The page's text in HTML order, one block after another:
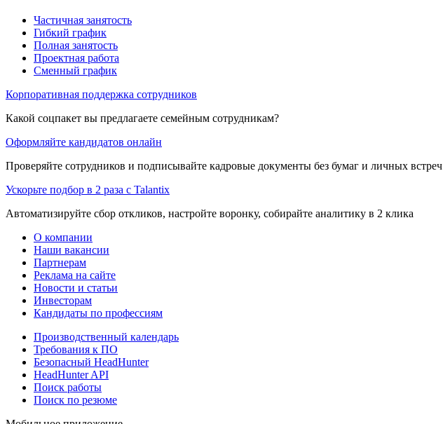
Частичная занятость
Гибкий график
Полная занятость
Проектная работа
Сменный график
Корпоративная поддержка сотрудников
Какой соцпакет вы предлагаете семейным сотрудникам?
Оформляйте кандидатов онлайн
Проверяйте сотрудников и подписывайте кадровые документы без бумаг и личных встреч
Ускорьте подбор в 2 раза с Talantix
Автоматизируйте сбор откликов, настройте воронку, собирайте аналитику в 2 клика
О компании
Наши вакансии
Партнерам
Реклама на сайте
Новости и статьи
Инвесторам
Кандидаты по профессиям
Производственный календарь
Требования к ПО
Безопасный HeadHunter
HeadHunter API
Поиск работы
Поиск по резюме